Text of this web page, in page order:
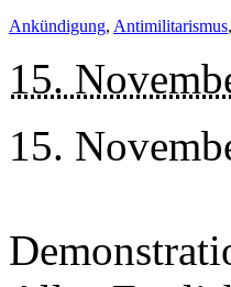
Ankündigung, Antimilitarismus,
15.
15.